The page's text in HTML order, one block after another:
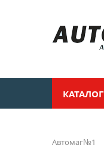
КАТАЛОГ
автомаг№1